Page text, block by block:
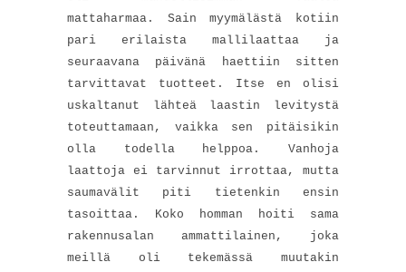
mattaharmaa. Sain myymälästä kotiin
pari erilaista mallilaattaa ja
seuraavana päivänä haettiin sitten
tarvittavat tuotteet. Itse en olisi
uskaltanut lähteä laastin levitystä
toteuttamaan, vaikka sen pitäisikin
olla todella helppoa. Vanhoja
laattoja ei tarvinnut irrottaa, mutta
saumavälit piti tietenkin ensin
tasoittaa. Koko homman hoiti sama
rakennusalan ammattilainen, joka
meillä oli tekemässä muutakin